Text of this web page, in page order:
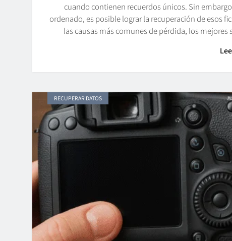
cuando contienen recuerdos únicos. Sin
ordenado, es posible lograr la recuperación de esos
las causas más comunes de pérdida, los
RECUPERAR DATOS